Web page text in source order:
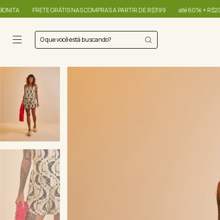
A PARTIR DE R$399 até 60% + R$20,00 OFF - use o cupom OIBONITA